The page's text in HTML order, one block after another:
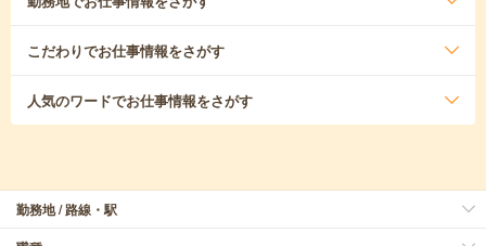
こだわりでお仕事情報をさがす
人気のワードでお仕事情報をさがす
勤務地 / 路線・駅